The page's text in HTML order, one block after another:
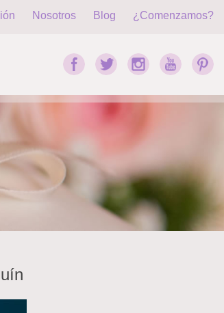
Nosotros Blog ¿Comenzamos?